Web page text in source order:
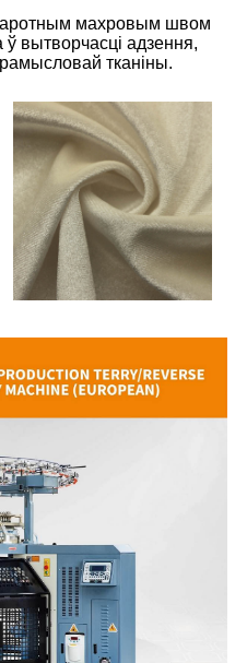
махровым швом
вытворчасці адзення,
тканіны.